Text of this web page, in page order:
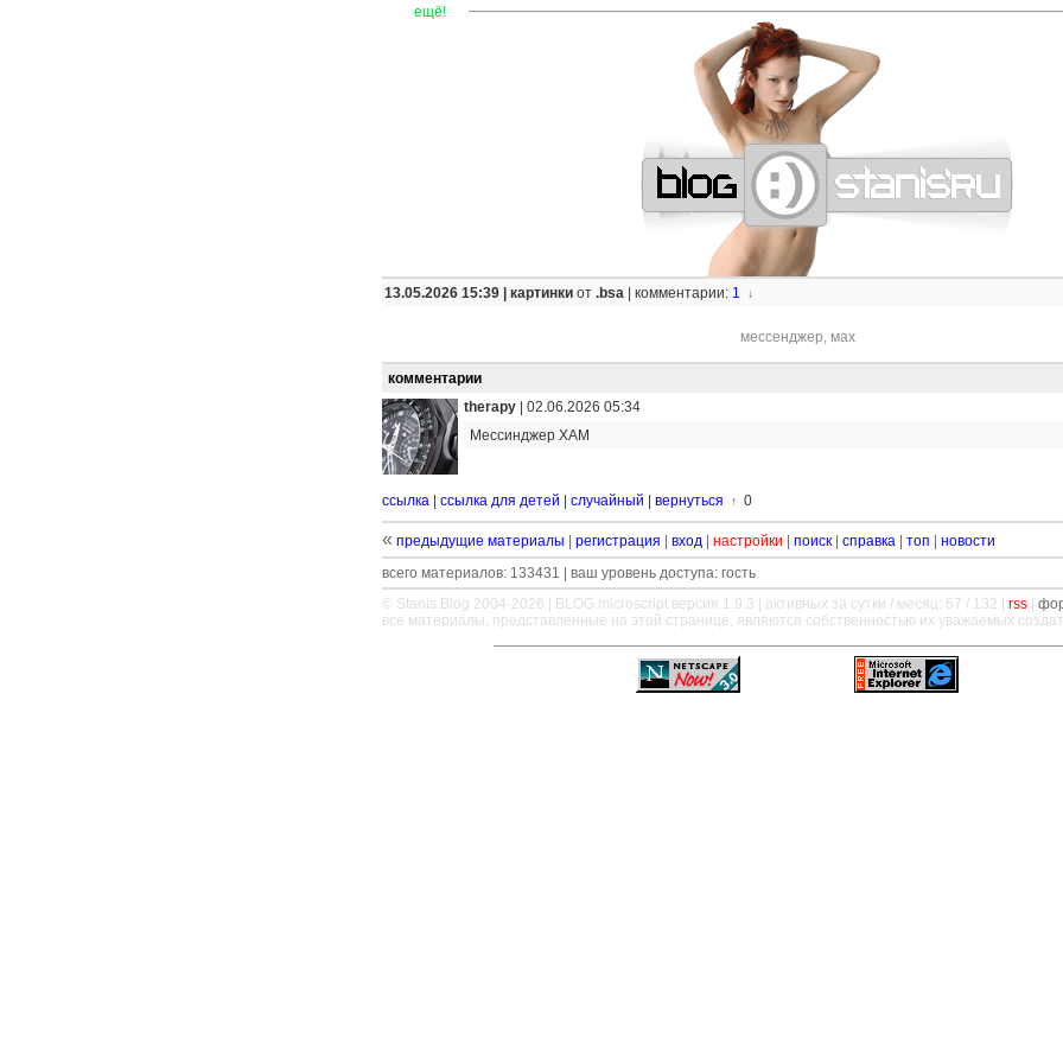
ещё! ———————————————————————————————
13.05.2026 15:39 | картинки от .bsa комментарии: 1 ↓
мессенджер, мах
комментарии
therapy
02.06.2026 05:34
Мессинджер ХАМ
ссылка ссылка для детей случайный вернуться ↑ 0
« предыдущие материалы регистрация вход настройки поиск справка топ новости
всего материалов: 133431 | ваш уровень доступа: гость
© Stanis.Blog 2004-2026 |
BLOG.microscript версия 1.9.3 | активных за сутки / месяц: 67 / 132 | rss
все материалы, представленные на этой странице, являются собственностью их уважаемых
——————————————————————————————